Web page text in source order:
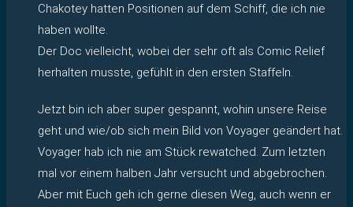
Chakotey hatten Positionen auf dem Schiff, die ich nie
haben wollte.
Der Doc vielleicht, wobei der sehr oft als Comic Relief
herhalten musste, gefühlt in den ersten Staffeln.
Jetzt bin ich aber super gespannt, wohin unsere Reise
geht und wie/ob sich mein Bild von Voyager geändert hat.
Voyager hab ich nie am Stück rewatched. Zum letzten
mal vor einem halben Jahr versucht und abgebrochen.
Aber mit Euch geh ich gerne diesen Weg, auch wenn er